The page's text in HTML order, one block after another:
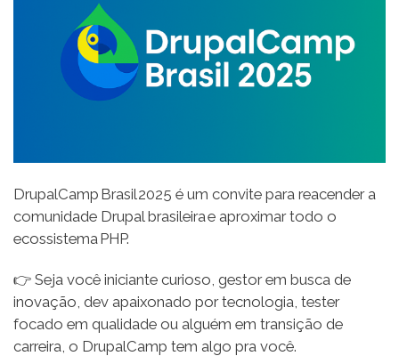
NAVEGAÇÃO
DrupalCamp Brasil 2025 é um convite para reacender a
comunidade Drupal brasileira e aproximar todo o
ecossistema PHP.
👉 Seja você iniciante curioso, gestor em busca de
inovação, dev apaixonado por tecnologia, tester
focado em qualidade ou alguém em transição de
carreira, o DrupalCamp tem algo pra você.